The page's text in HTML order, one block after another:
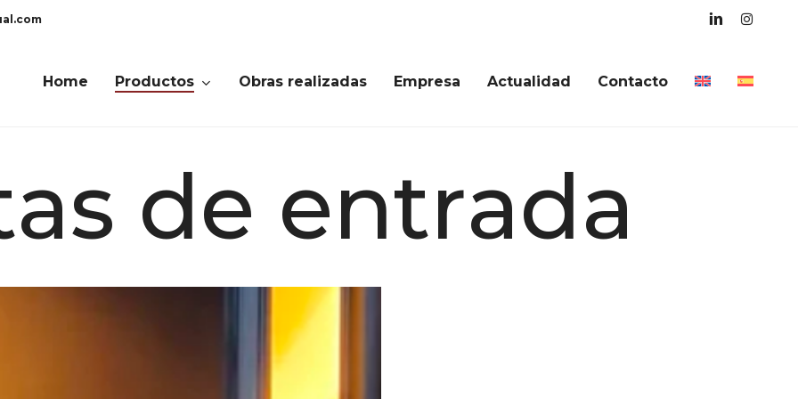
linkedin
Home Productos Obras realizadas Empresa Actualidad Contacto
as de entrada